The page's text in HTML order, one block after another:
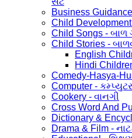
Business
Child
Child Songs - બાળ
Child Stories -
English
Hindi
Comedy-Hasya-
Computer - કમ્પ્યુટર
Cookery - વાનગી
Cross Word And
Dictionary &
Drama & Film -